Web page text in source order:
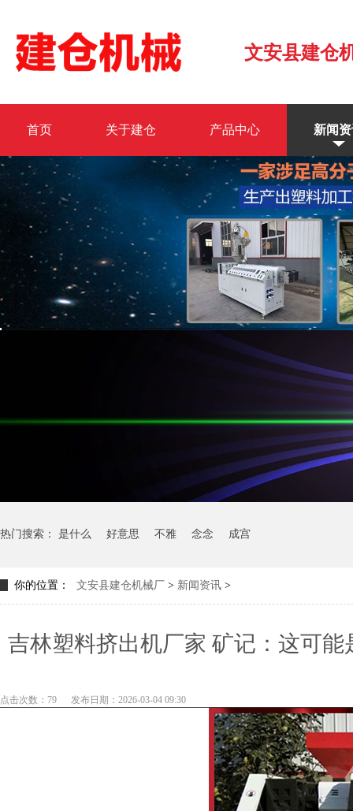
文安县建仓
首页 关于建仓 产品中心 新闻
热门搜索： 是什么 好意思 不雅 念念 成宫
你的位置： 文安县建仓机械厂 > 新闻资讯 >
吉林塑料挤出机厂家 矿记：这可
点击次数：79 发布日期：2026-03-04 09:30